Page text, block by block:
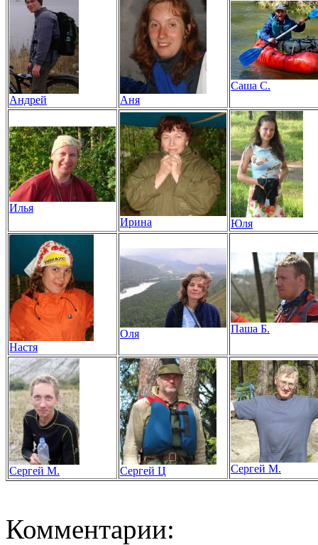
Андрей Аня
Саша С.
Илья
Ирина
Юля
Настя
Оля Паша Б.
Сергей М. Сергей Ц Сергей М.
Комментарии: